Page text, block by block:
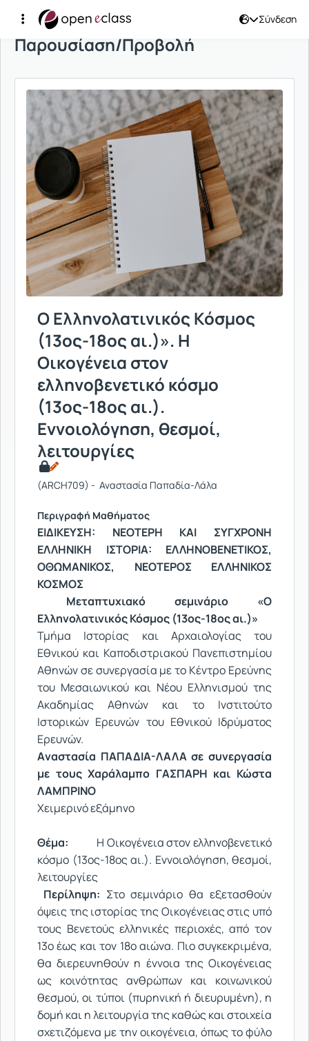
Σύνδεση
Παρουσίαση/Προβολή
Ο Ελληνολατινικός Κόσμος
(13ος-18ος αι.)». Η
Οικογένεια στον
ελληνοβενετικό κόσμο
(13ος-18ος αι.).
Εννοιολόγηση, θεσμοί,
λειτουργίες
(ARCH709) - Αναστασία Παπαδία-Λάλα
Περιγραφή Μαθήματος
ΕΙΔΙΚΕΥΣΗ: ΝΕΟΤΕΡΗ ΚΑΙ ΣΥΓΧΡΟΝΗ
ΕΛΛΗΝΙΚΗ ΙΣΤΟΡΙΑ: ΕΛΛΗΝΟΒΕΝΕΤΙΚΟΣ,
ΟΘΩΜΑΝΙΚΟΣ, ΝΕΟΤΕΡΟΣ ΕΛΛΗΝΙΚΟΣ
ΚΟΣΜΟΣ
Μεταπτυχιακό σεμινάριο «Ο
Ελληνολατινικός Κόσμος (13ος-18ος αι.)»
Τμήμα Ιστορίας και Αρχαιολογίας του
Eθνικού και Καποδιστριακού Πανεπιστημίου
Αθηνών σε συνεργασία με το Κέντρο Ερεύνης
του Μεσαιωνικού και Νέου Ελληνισμού της
Ακαδημίας Αθηνών και το Ινστιτούτο
Ιστορικών Ερευνών του Εθνικού Ιδρύματος
Ερευνών.
Aναστασία ΠΑΠΑΔΙΑ-ΛΑΛΑ σε συνεργασία
με τους Χαράλαμπο ΓΑΣΠΑΡΗ και Κώστα
ΛΑΜΠΡΙΝΟ
Xειμερινό εξάμηνο
Θέμα: Η Οικογένεια στον ελληνοβενετικό
κόσμο (13ος-18ος αι.). Εννοιολόγηση, θεσμοί,
λειτουργίες
Περίληψη: Στο σεμινάριο θα εξετασθούν
όψεις της ιστορίας της Οικογένειας στις υπό
τους Βενετούς ελληνικές περιοχές, από τον
13ο έως και τον 18ο αιώνα. Πιο συγκεκριμένα,
θα διερευνηθούν η έννοια της Οικογένειας
ως κοινότητας ανθρώπων και κοινωνικού
θεσμού, οι τύποι (πυρηνική ή διευρυμένη), η
δομή και η λειτουργία της καθώς και στοιχεία
σχετιζόμενα με την οικογένεια, όπως το φύλο